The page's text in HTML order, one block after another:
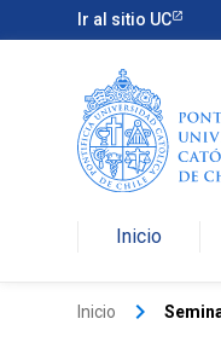
Ir al sitio UC
Inicio
Inicio keyboard_arrow_right